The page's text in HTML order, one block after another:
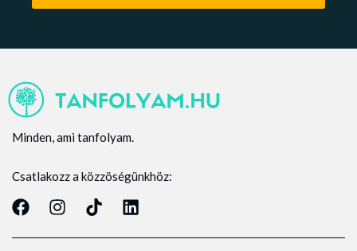
Minden, ami tanfolyam.
Csatlakozz a közzöségünkhöz: